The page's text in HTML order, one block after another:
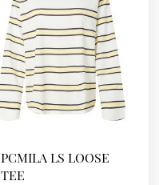
PCMILA LS LOOSE
TEE